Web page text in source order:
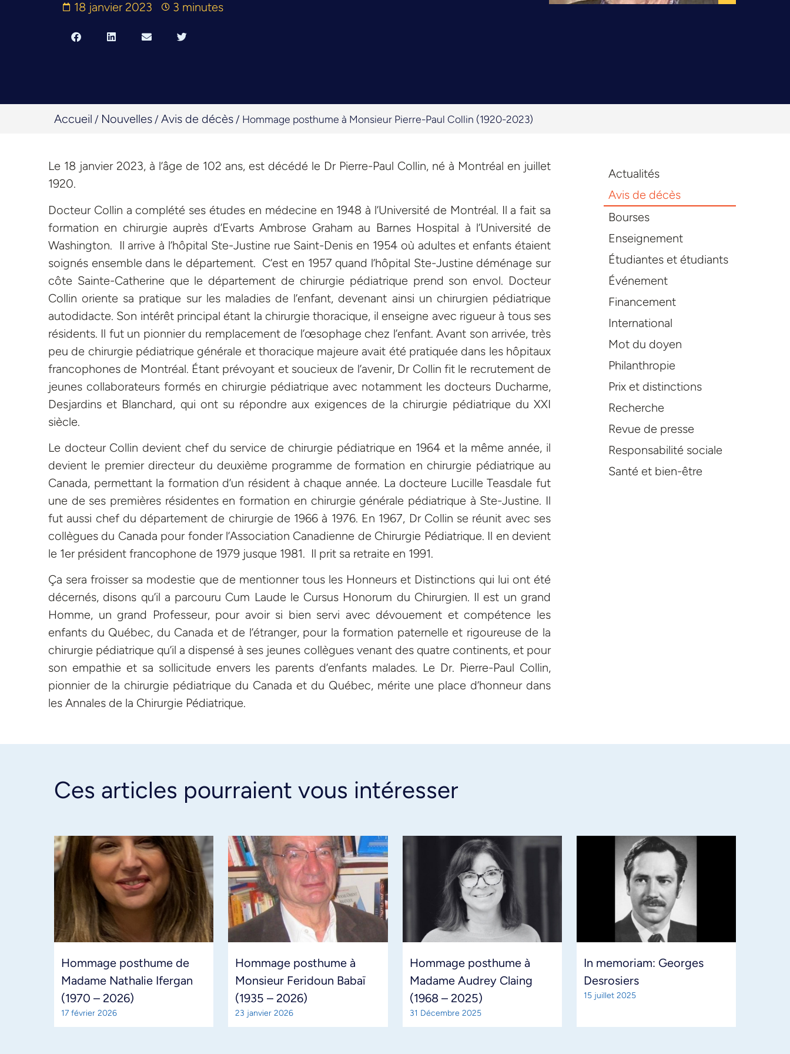
18 janvier 2023 3 minutes
Accueil / Nouvelles / Avis de décès / Hommage posthume à Monsieur Pierre-Paul Collin (1920-2023)
Le 18 janvier 2023, à l’âge de 102 ans, est décédé le Dr Pierre-Paul Collin, né à Montréal en juillet
1920.
Docteur Collin a complété ses études en médecine en 1948 à l’Université de Montréal. Il a fait sa
formation en chirurgie auprès d’Evarts Ambrose Graham au Barnes Hospital à l’Université de
Washington. Il arrive à l’hôpital Ste-Justine rue Saint-Denis en 1954 où adultes et enfants étaient
soignés ensemble dans le département. C’est en 1957 quand l’hôpital Ste-Justine déménage sur
côte Sainte-Catherine que le département de chirurgie pédiatrique prend son envol. Docteur
Collin oriente sa pratique sur les maladies de l’enfant, devenant ainsi un chirurgien pédiatrique
autodidacte. Son intérêt principal étant la chirurgie thoracique, il enseigne avec rigueur à tous ses
résidents. Il fut un pionnier du remplacement de l’œsophage chez l’enfant. Avant son arrivée, très
peu de chirurgie pédiatrique générale et thoracique majeure avait été pratiquée dans les hôpitaux
francophones de Montréal. Étant prévoyant et soucieux de l’avenir, Dr Collin fit le recrutement de
jeunes collaborateurs formés en chirurgie pédiatrique avec notamment les docteurs Ducharme,
Desjardins et Blanchard, qui ont su répondre aux exigences de la chirurgie pédiatrique du XXI
siècle.
Le docteur Collin devient chef du service de chirurgie pédiatrique en 1964 et la même année, il
devient le premier directeur du deuxième programme de formation en chirurgie pédiatrique au
Canada, permettant la formation d’un résident à chaque année. La docteure Lucille Teasdale fut
une de ses premières résidentes en formation en chirurgie générale pédiatrique à Ste-Justine. Il
fut aussi chef du département de chirurgie de 1966 à 1976. En 1967, Dr Collin se réunit avec ses
collègues du Canada pour fonder l’Association Canadienne de Chirurgie Pédiatrique. Il en devient
le 1er président francophone de 1979 jusque 1981. Il prit sa retraite en 1991.
Ça sera froisser sa modestie que de mentionner tous les Honneurs et Distinctions qui lui ont été
décernés, disons qu’il a parcouru Cum Laude le Cursus Honorum du Chirurgien. Il est un grand
Homme, un grand Professeur, pour avoir si bien servi avec dévouement et compétence les
enfants du Québec, du Canada et de l’étranger, pour la formation paternelle et rigoureuse de la
chirurgie pédiatrique qu’il a dispensé à ses jeunes collègues venant des quatre continents, et pour
son empathie et sa sollicitude envers les parents d’enfants malades. Le Dr. Pierre-Paul Collin,
pionnier de la chirurgie pédiatrique du Canada et du Québec, mérite une place d’honneur dans
les Annales de la Chirurgie Pédiatrique.
Actualités
Avis de décès
Bourses
Enseignement
Étudiantes et étudiants
Événement
Financement
International
Mot du doyen
Philanthropie
Prix et distinctions
Recherche
Revue de presse
Responsabilité sociale
Santé et bien-être
Ces articles pourraient vous intéresser
Hommage posthume de
Madame Nathalie Ifergan
(1970 – 2026)
17 février 2026
Hommage posthume à
Monsieur Feridoun Babaï
(1935 – 2026)
23 janvier 2026
Hommage posthume à
Madame Audrey Claing
(1968 – 2025)
31 Décembre 2025
In memoriam: Georges
Desrosiers
15 juillet 2025